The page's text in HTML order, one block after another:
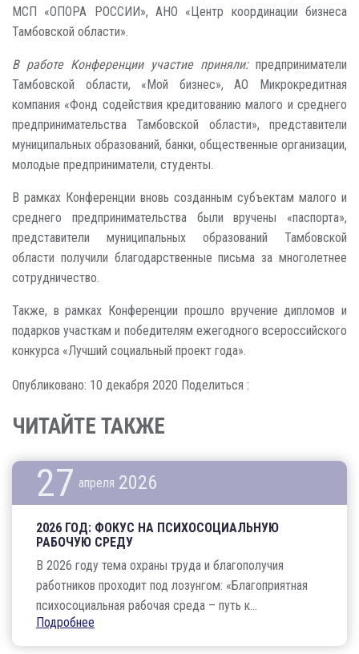
МСП «ОПОРА РОССИИ», АНО «Центр координации бизнеса
Тамбовской области».
В работе Конференции участие приняли:предприниматели
Тамбовской области, «Мой бизнес», АО Микрокредитная
компания «Фонд содействия кредитованию малого и среднего
предпринимательства Тамбовской области», представители
муниципальных образований, банки, общественные организации,
молодые предприниматели, студенты.
В рамках Конференции вновь созданным субъектам малого и
среднего предпринимательства были вручены «паспорта»,
представители муниципальных образований Тамбовской
области получили благодарственные письма за многолетнее
сотрудничество.
Также, в рамках Конференции прошло вручение дипломов и
подарков участкам и победителям ежегодного всероссийского
конкурса «Лучший социальный проект года».
Опубликовано: 10 декабря 2020 Поделиться :
ЧИТАЙТЕ ТАКЖЕ
27 апреля 2026
2026 ГОД: ФОКУС НА ПСИХОСОЦИАЛЬНУЮ
РАБОЧУЮ СРЕДУ
В 2026 году тема охраны труда и благополучия
работников проходит под лозунгом: «Благоприятная
психосоциальная рабочая среда – путь к...
Подробнее